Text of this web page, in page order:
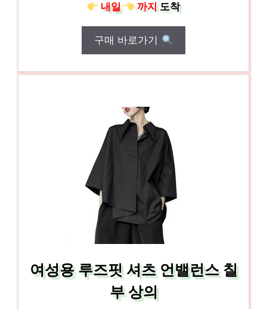
내일
까지도착
구매 바로가기
여성용 루즈핏 셔츠 언밸런스 칠
부 상의